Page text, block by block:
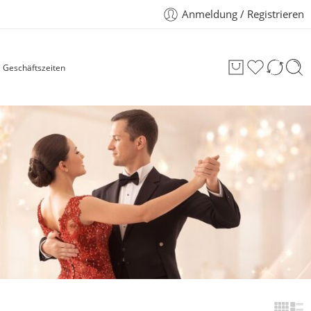
Anmeldung / Registrieren
Geschäftszeiten